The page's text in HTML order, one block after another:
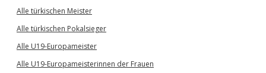
Alle türkischen Meister
Alle türkischen Pokalsieger
Alle U19-Europameister
Alle U19-Europameisterinnen der Frauen